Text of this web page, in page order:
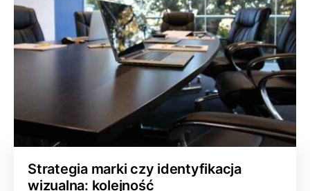
Strategia marki czy identyfikacja
wizualna: kolejność